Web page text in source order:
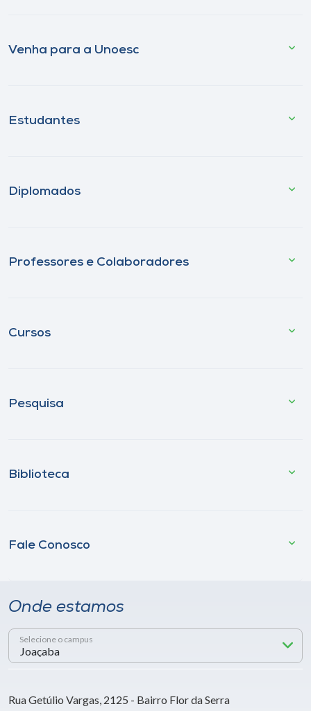
Venha para a Unoesc
Estudantes
Diplomados
Professores e Colaboradores
Cursos
Pesquisa
Biblioteca
Fale Conosco
Onde estamos
Selecione o campus
Rua Getúlio Vargas, 2125 - Bairro Flor da Serra